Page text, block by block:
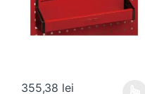
355,38 lei